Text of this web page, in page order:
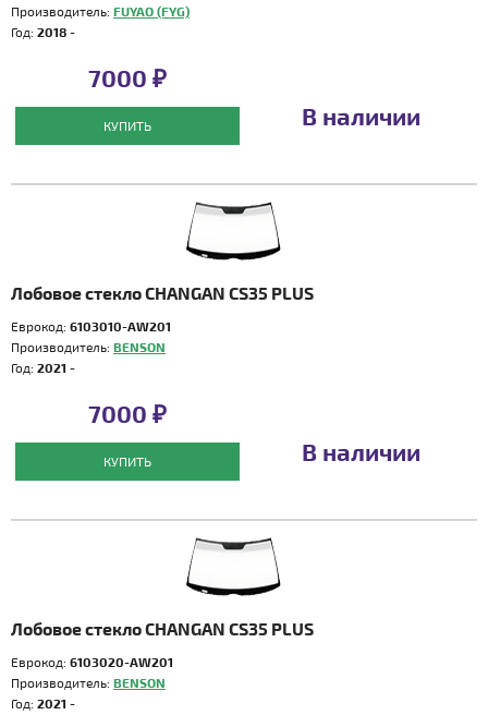
Производитель: FUYAO (FYG)
Год: 2018 -
7000 ₽
КУПИТЬ В наличии
Лобовое стекло CHANGAN CS35 PLUS
Еврокод: 6103010-AW201
Производитель: BENSON
Год: 2021 -
7000 ₽
КУПИТЬ В наличии
Лобовое стекло CHANGAN CS35 PLUS
Еврокод: 6103020-AW201
Производитель: BENSON
Год: 2021 -